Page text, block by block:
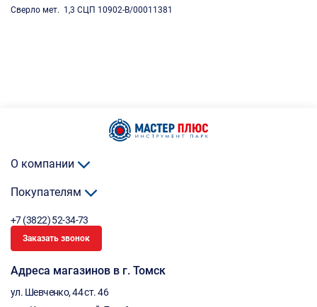
Сверло мет. 1,3 СЦП 10902-B/00011381
О компании
Покупателям
+7 (3822) 52-34-73
Заказать звонок
Адреса магазинов в г. Томск
ул. Шевченко, 44 ст. 46